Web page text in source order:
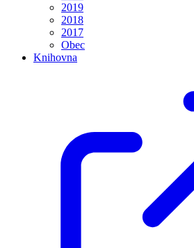
2019
2018
2017
Obec
Knihovna